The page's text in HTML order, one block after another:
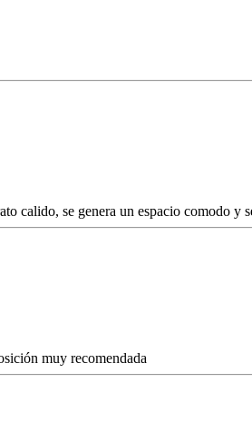
calido, se genera un espacio comodo y
muy recomendada